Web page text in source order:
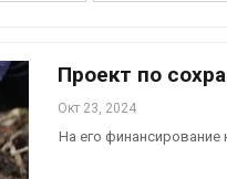
Проект по
Окт 23, 2024
На его